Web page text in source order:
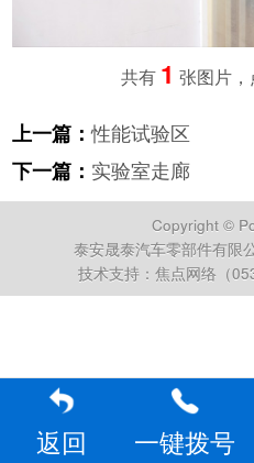
共有 1 张图片，
上一篇：性能试验区
下一篇： 实验室走廊
Copyright ©
泰安晟泰汽车零部件有限
技术支持：焦点网络（
返回 一键拨号